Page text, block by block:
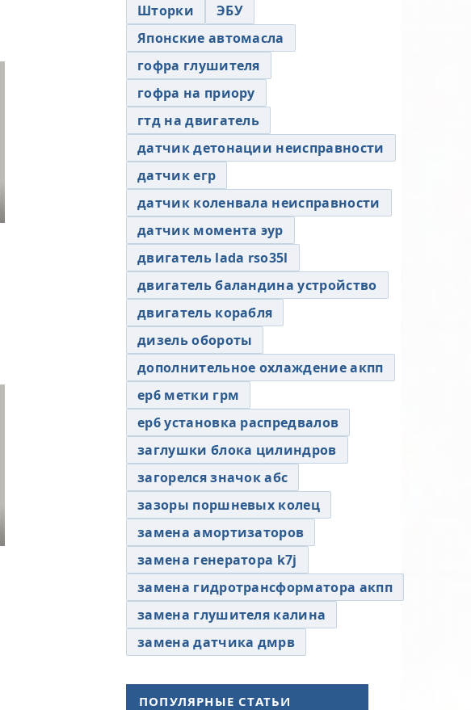
Шторки
ЭБУ
Японские автомасла
гофра глушителя
гофра на приору
гтд на двигатель
датчик детонации неисправности
датчик егр
датчик коленвала неисправности
датчик момента эур
двигатель lada rso35l
двигатель баландина устройство
двигатель корабля
дизель обороты
дополнительное охлаждение акпп
ер6 метки грм
ер6 установка распредвалов
заглушки блока цилиндров
загорелся значок абс
зазоры поршневых колец
замена амортизаторов
замена генератора k7j
замена гидротрансформатора акпп
замена глушителя калина
замена датчика дмрв
ПОПУЛЯРНЫЕ СТАТЬИ